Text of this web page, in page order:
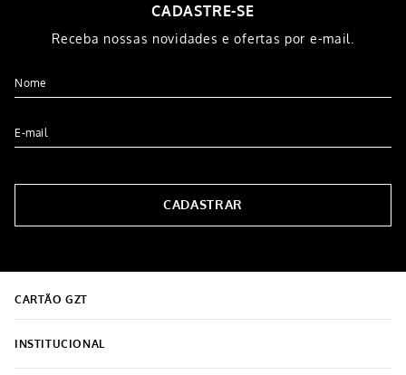
CADASTRE-SE
Receba nossas novidades e ofertas por e-mail.
CADASTRAR
CARTÃO GZT
INSTITUCIONAL